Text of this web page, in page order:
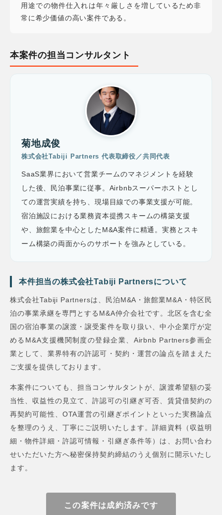
用途での物件仕入れは年々厳しさを増しているため非
常に希少価値の高い案件である。
本案件の担当コンサルタント
菊地成俊
株式会社Tabiji Partners 代表取締役／共同代表
SaaS業界において営業チームのマネジメントを経験
した後、民泊事業に従事。Airbnbスーパーホストとし
ての運営実績を持ち、現場目線での事業支援が可能。
宿泊施設における業務資本提携スキームの構築支援
や、旅館業を中心としたM&A案件に精通。実務とスキ
ーム構築の両面からのサポートを強みとしている。
本件担当の株式会社Tabiji Partnersについて
株式会社Tabiji Partnersは、民泊M&A・旅館業M&A・特区民
泊の事業承継を専門とするM&A仲介会社です。北区を含む全
国の宿泊事業の譲渡・譲受案件を取り扱い、中小企業庁が定
めるM&A支援機関制度の登録企業、Airbnb Partners参画企
業として、業界特有の許認可・契約・運営の論点を踏まえた
ご支援を提供しております。
本案件についても、担当コンサルタントが、譲渡希望額の妥
当性、収益性の見立て、許認可の引継ぎ可否、賃貸借契約の
再契約可能性、OTA運営の引継ぎポイントといった実務論点
を整理のうえ、丁寧にご説明いたします。詳細資料（収益明
細・物件詳細・許認可情報・引継ぎ条件等）は、お問い合わ
せいただいた方へ秘密保持契約締結のうえ個別に開示いたし
ます。
この案件は成約済みです